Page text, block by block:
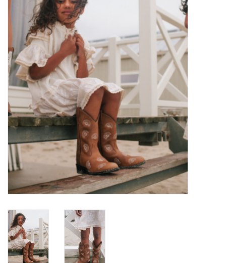
JEUNE PREMIER
SOFTSOLES
ACCESSOIRES
Cadeaubonnen
METEN IS WETEN!
#MYCLIENTSARETHECUTEST